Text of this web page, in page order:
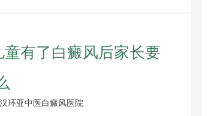
有了白癜风后家长要
环亚中医白癜风医院